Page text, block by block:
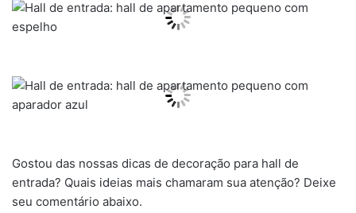
Gostou das nossas dicas de decoração para hall de
entrada? Quais ideias mais chamaram sua atenção? Deixe
seu comentário abaixo.